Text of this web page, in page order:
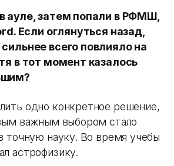
ауле, затем попали в РФМШ,
Если оглянуться назад,
всего повлияло на
в тот момент казалось
одно конкретное решение,
важным выбором стало
точную науку. Во время учебы
астрофизику.